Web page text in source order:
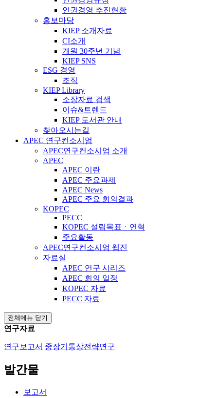
인권경영 추진현황
홍보마당
KIEP 소개자료
CI소개
개원 30주년 기념
KIEP SNS
ESG 경영
조직
KIEP Library
소장자료 검색
이슈&트렌드
KIEP 도서관 안내
찾아오시는길
APEC 연구컨소시엄
APEC연구컨소시엄 소개
APEC
APEC 이란
APEC 주요과제
APEC News
APEC 주요 회의결과
KOPEC
PECC
KOPEC 설립목표ㆍ연혁
주요활동
APEC연구컨소시엄 웹진
자료실
APEC 연구 시리즈
APEC 회의 일정
KOPEC 자료
PECC 자료
전체메뉴 닫기
연구자료
연구보고서 중장기통상전략연구
발간물
보고서